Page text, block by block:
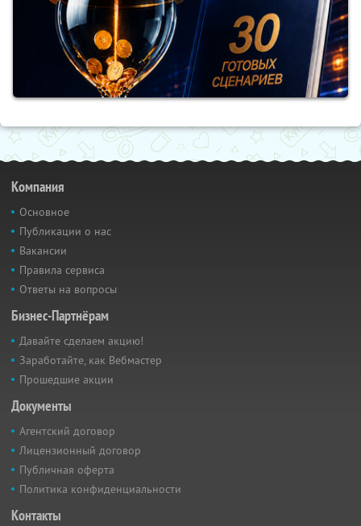
Компания
Основное
Публикации о нас
Вакансии
Правила сервиса
Ответы на вопросы
Бизнес-Партнёрам
Давайте сделаем акцию!
Заработайте, как Вебмастер
Прошедшие акции
Документы
Агентский договор
Лицензионный договор
Публичная оферта
Политика конфиденциальности
Контакты